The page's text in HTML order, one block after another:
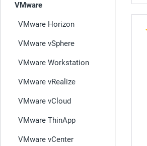
VMware
VMware Horizon
VMware vSphere
VMware Workstation
VMware vRealize
VMware vCloud
VMware ThinApp
VMware vCenter